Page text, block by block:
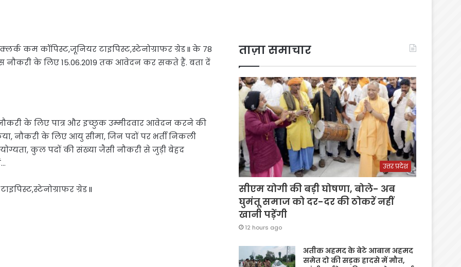
कम कॉपिस्ट,जूनियर टाइपिस्ट,स्टेनोग्राफर ग्रेड II के 78
इस नौकरी के लिए 15.06.2019 तक आवेदन कर सकते हैं. बता दें
के लिए पात्र और इच्छुक उम्मीदवार आवेदन करने की
नौकरी के लिए आयु सीमा, जिन पदों पर भर्ती निकली
कुल पदों की संख्या जैसी नौकरी से जुड़ी बेहद
ग्रेड II
ताज़ा समाचार
उत्तर प्रदेश
सीएम योगी की बड़ी घोषणा, बोले- अब
घुमंतू समाज को दर-दर की ठोकरें नहीं
खानी पड़ेंगी
12 hours ago
अतीक अहमद के बेटे आबान अहमद
समेत दो की सड़क हादसे में मौत,